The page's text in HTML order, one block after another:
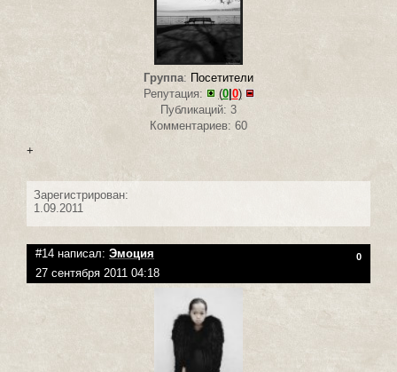
Группа: Посетители
Репутация:
(0| 0)
Публикаций: 3
Комментариев: 60
+
Зарегистрирован:
1.09.2011
#14 написал: Эмоция 0
27 сентября 2011 04:18